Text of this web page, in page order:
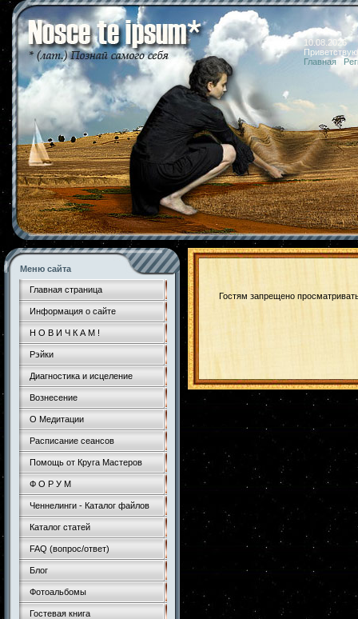
10.08.2026
Главная
Меню сайта
Главная страница
Информация о сайте
Н О В И Ч К А М !
Рэйки
Диагностика и исцеление
Вознесение
О Медитации
Расписание сеансов
Помощь от Круга Мастеров
Ф О Р У М
Ченнелинги - Каталог файлов
Каталог статей
FAQ (вопрос/ответ)
Блог
Фотоальбомы
Гостевая книга
Гостям запрещено